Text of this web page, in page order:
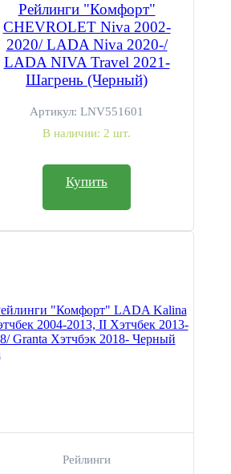
Рейлинги "Комфорт"
CHEVROLET Niva 2002-
2020/ LADA Niva 2020-/
LADA NIVA Travel 2021-
Шагрень (Черный)
Артикул: LNV551601
В наличии: 2 шт.
Купить
Рейлинги